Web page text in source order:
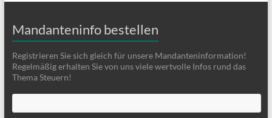
Mandanteninfo bestellen
Registrieren Sie sich gleich für unsere Mandanteninformation!
Regelmäßig erhalten Sie von uns viele wertvolle Infos rund das
Thema Steuern!